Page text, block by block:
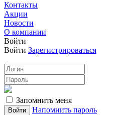
Контакты
Акции
Новости
О компании
Войти
Войти Зарегистрироваться
Запомнить меня
Напомнить пароль